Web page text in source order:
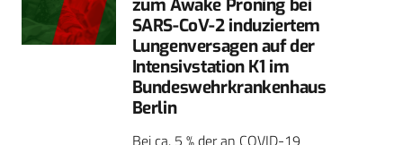
zum Awake Proning bei
SARS-CoV-2 induziertem
Lungenversagen auf der
Intensivstation K1 im
Bundeswehrkrankenhaus
Berlin
Bei ca. 5 % der an COVID-19